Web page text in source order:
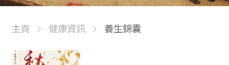
主頁 健康資訊 養生錦囊